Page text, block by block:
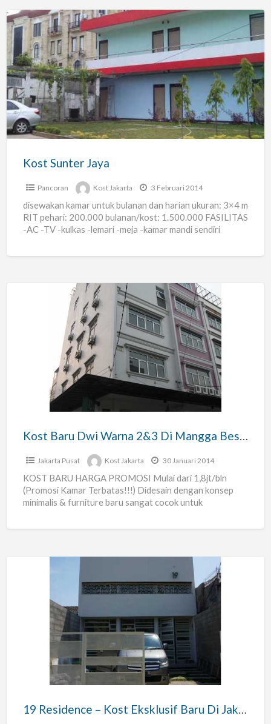
Kost
Sunter
Jaya
Kost Sunter Jaya
Pancoran Kost Jakarta 3 Februari 2014
disewakan kamar untuk bulanan dan harian ukuran: 3×4 m
RIT pehari: 200.000 bulanan/kost: 1.500.000 FASILITAS
-AC -TV -kulkas -lemari -meja -kamar mandi sendiri
Harga
Promosi
Kost Baru Dwi Warna 2&3 Di Mangga Besar – Harga Promosi
Jakarta Pusat Kost Jakarta 30 Januari 2014
KOST BARU HARGA PROMOSI Mulai dari 1,8jt/bln
(Promosi Kamar Terbatas!!!) Didesain dengan konsep
minimalis & furniture baru sangat cocok untuk
(Mahasiswa/i[…]
Residence
Utara
19 Residence – Kost Eksklusif Baru Di Jakarta Utara